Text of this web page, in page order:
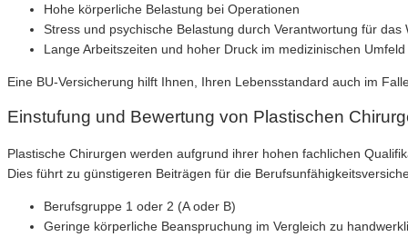
Hohe körperliche Belastung bei Operationen
Stress und psychische Belastung durch Verantwortung für
Lange Arbeitszeiten und hoher Druck im medizinischen Umfeld
Eine BU-Versicherung hilft Ihnen, Ihren Lebensstandard auch im
Einstufung und Bewertung von Plastischen
Plastische Chirurgen werden aufgrund ihrer hohen fachlichen
Dies führt zu günstigeren Beiträgen für die
Berufsgruppe 1 oder 2 (A oder B)
Geringe körperliche Beanspruchung im Vergleich zu